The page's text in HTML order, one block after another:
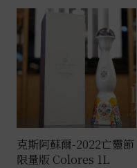
克斯阿蘇爾-2022亡靈節
限量版 Colores 1L